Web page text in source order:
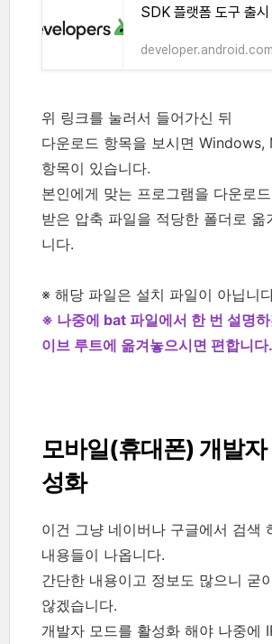
developer.android.com
위 링크를 눌러서 들어가신 뒤
다운로드 항목을 보시면 Windows,
항목이 있습니다.
본인에게 맞는 프로그램을 다운로
받은 압축 파일을 적당한 폴더로 옮
니다.
※ 해당 파일은 설치 파일이 아닙니
※ 나중에 bat 파일에서 한 번 설명
이브 루트에 옮겨놓으시면 편합니다.
모바일(휴대폰) 개발자
성화
이건 그냥 네이버나 구글에서 검색
내용들이 나옵니다.
간단한 내용이고 정보도 많으니 굳
않겠습니다.
개발자 모드를 활성화 해야 나중에